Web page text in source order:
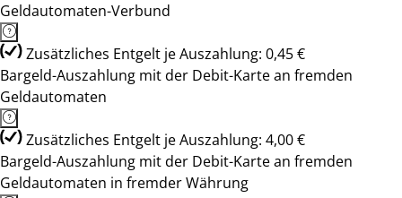
Geldautomaten-Verbund
Zusätzliches Entgelt je Auszahlung: 0,45 €
Bargeld-Auszahlung mit der Debit-Karte an fremden
Geldautomaten
Zusätzliches Entgelt je Auszahlung: 4,00 €
Bargeld-Auszahlung mit der Debit-Karte an fremden
Geldautomaten in fremder Währung